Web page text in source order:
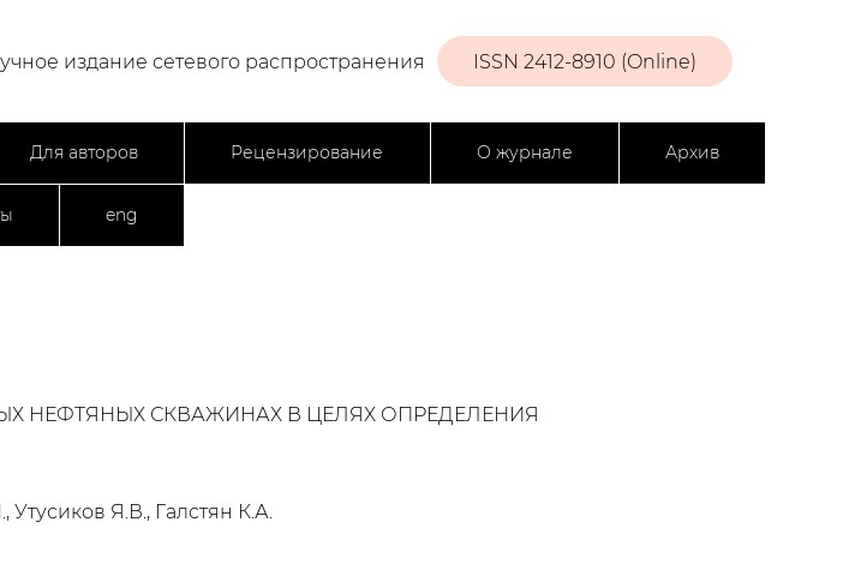
ISSN 2412-8910 (Online)
издание сетевого распространения
Для авторов Рецензирование О журнале Архив
eng
НЕФТЯНЫХ СКВАЖИНАХ В ЦЕЛЯХ ОПРЕДЕЛЕНИЯ
Я.В., Галстян К.А.